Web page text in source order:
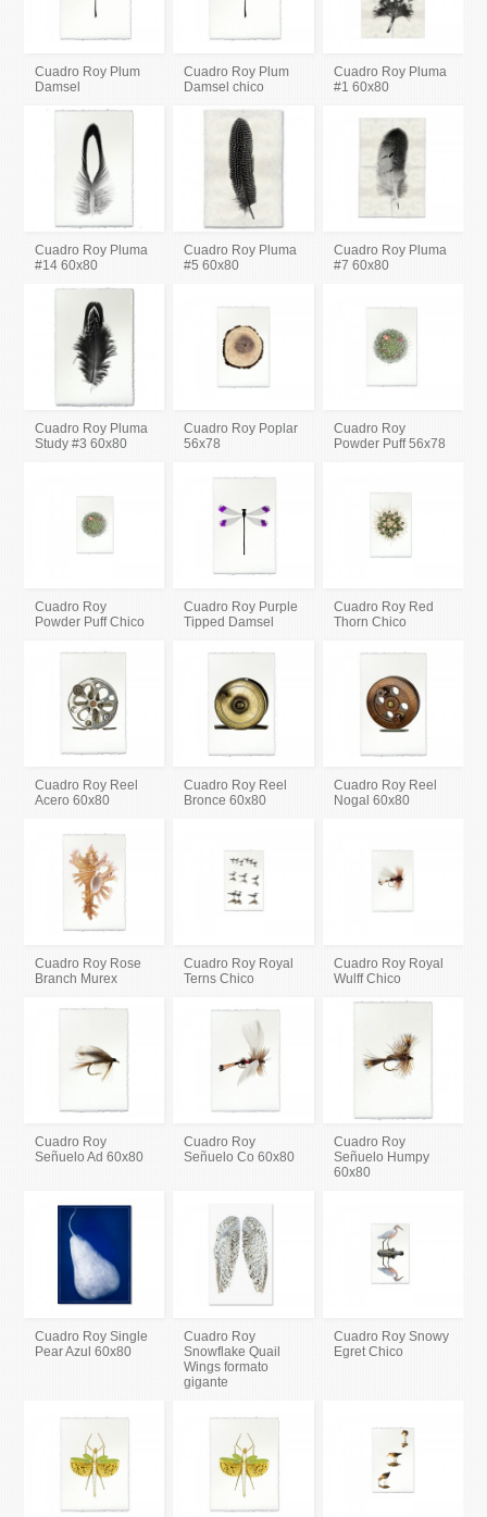
Cuadro Roy Plum
Damsel
Cuadro Roy Plum
Damsel chico
Cuadro Roy Pluma
#1 60x80
Cuadro Roy Pluma
#14 60x80
Cuadro Roy Pluma
#5 60x80
Cuadro Roy Pluma
#7 60x80
Cuadro Roy Pluma
Study #3 60x80
Cuadro Roy Poplar
56x78
Cuadro Roy
Powder Puff 56x78
Cuadro Roy
Powder Puff Chico
Cuadro Roy Purple
Tipped Damsel
Cuadro Roy Red
Thorn Chico
Cuadro Roy Reel
Acero 60x80
Cuadro Roy Reel
Bronce 60x80
Cuadro Roy Reel
Nogal 60x80
Cuadro Roy Rose
Branch Murex
Cuadro Roy Royal
Terns Chico
Cuadro Roy Royal
Wulff Chico
Cuadro Roy
Señuelo Ad 60x80
Cuadro Roy
Señuelo Co 60x80
Cuadro Roy
Señuelo Humpy
60x80
Cuadro Roy Single
Pear Azul 60x80
Cuadro Roy
Snowflake Quail
Wings formato
gigante
Cuadro Roy Snowy
Egret Chico